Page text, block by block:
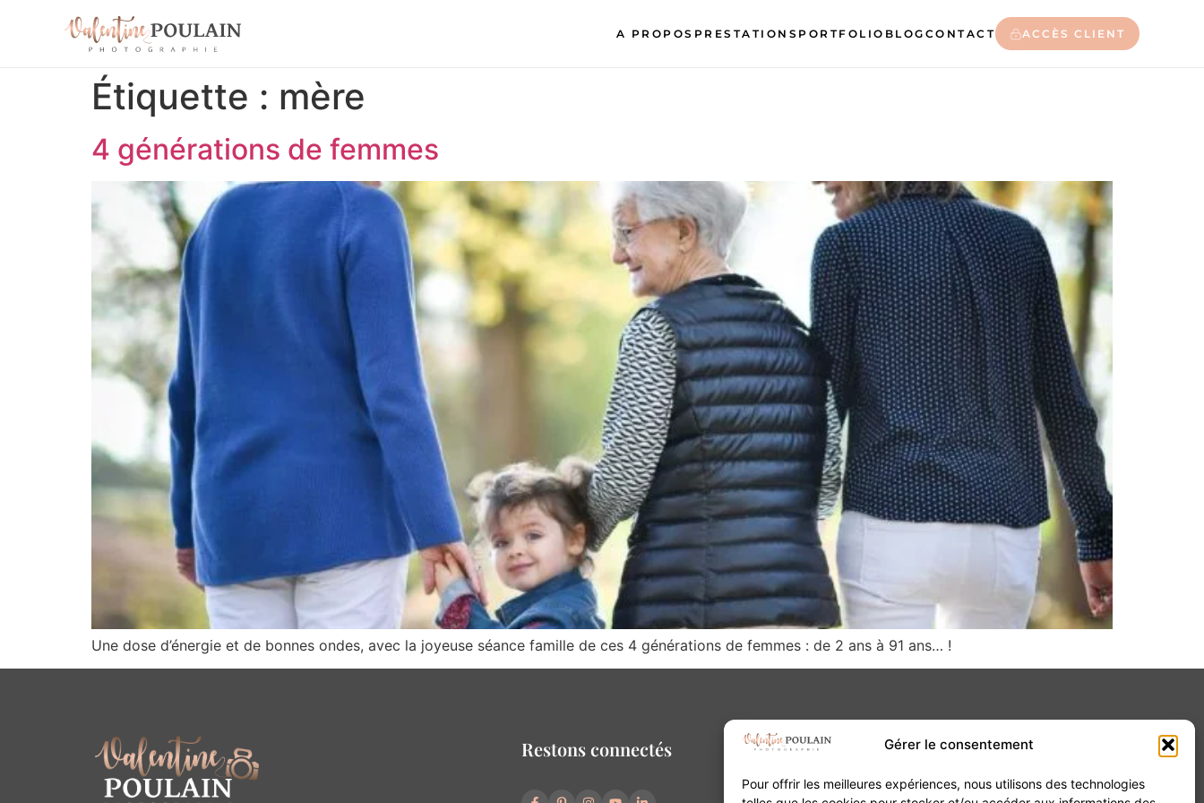
Gérer le consentement
Pour offrir les meilleures expériences, nous utilisons des technologies
A PROPOS PRESTATIONS PORTFOLIO BLOG CONTACT ACCÈS CLIENT
Étiquette : mère
4 générations de femmes
Une dose d’énergie et de bonnes ondes, avec la joyeuse séance famille de ces 4 générations de femmes : de 2 ans à 91 ans… !
Restons connectés Contact
20B Grand Rue 68180 Horbourg-Wihr